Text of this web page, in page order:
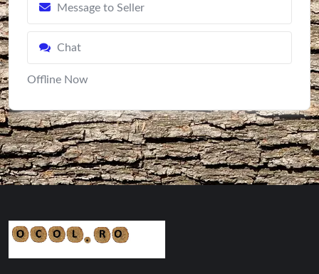
Message to Seller
Chat
Offline Now